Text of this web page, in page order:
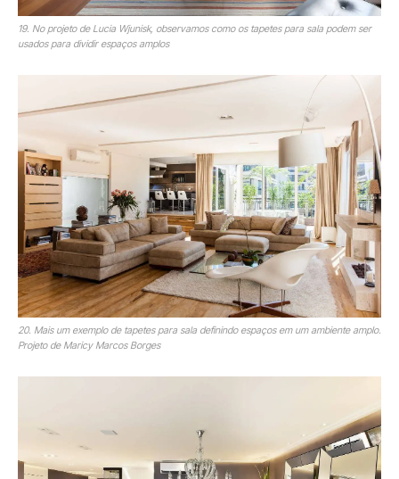
19. No projeto de Lucia Wjunisk, observamos como os tapetes para sala podem ser
usados para dividir espaços amplos
20. Mais um exemplo de tapetes para sala definindo espaços em um ambiente amplo.
Projeto de Maricy Marcos Borges